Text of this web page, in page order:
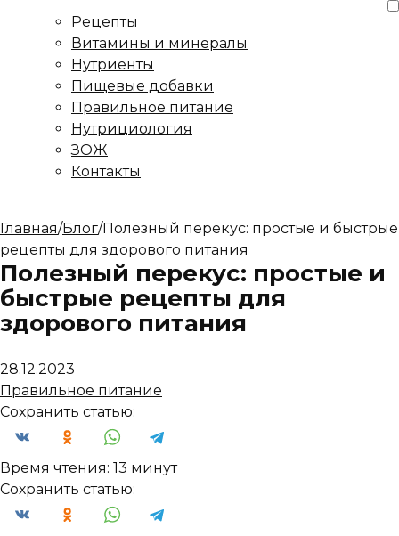
Рецепты
Витамины и минералы
Нутриенты
Пищевые добавки
Правильное питание
Нутрициология
ЗОЖ
Контакты
Главная/Блог/Полезный перекус: простые и быстрые
рецепты для здорового питания
Полезный перекус: простые и
быстрые рецепты для
здорового питания
28.12.2023
Правильное питание
Сохранить статью:
Время чтения: 13 минут
Сохранить статью: